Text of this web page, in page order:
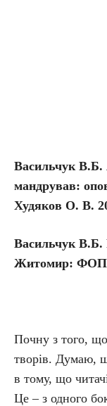
Васильчук В.Б.
мандрував:
Худяков О. В.
Васильчук В.Б.
Житомир: ФОП
Почну з того,
творів. Думаю,
в тому, що
Це – з одного